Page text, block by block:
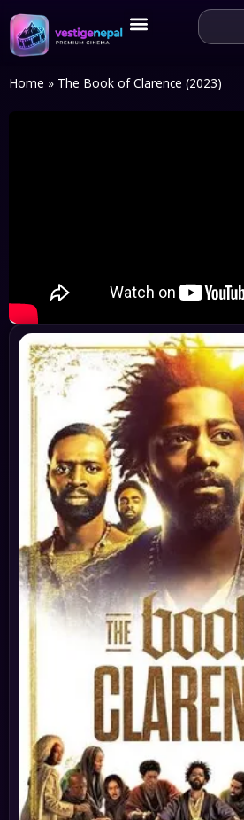
Home » The Book of Clarence (2023)